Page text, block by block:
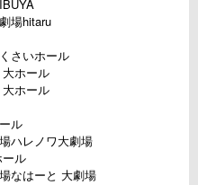
場hitaru
さいホール
ホール
ホール
ル
ハレノワ⼤劇場
ル
なはーと ⼤劇場